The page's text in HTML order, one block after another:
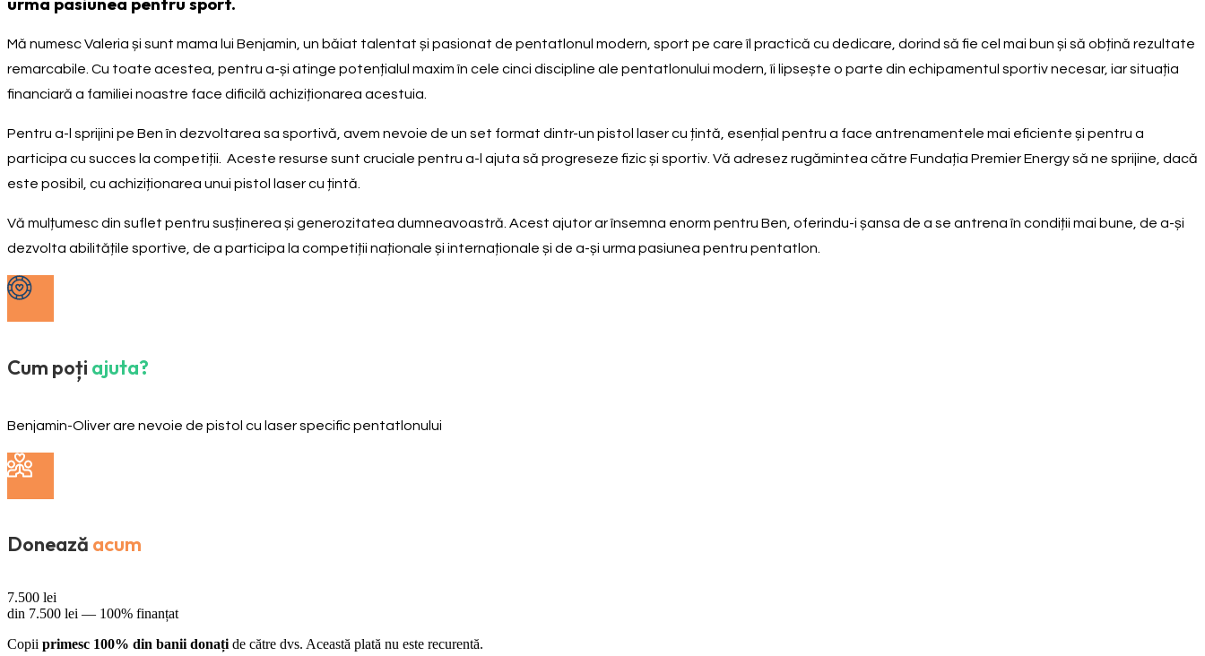
Mă numesc Valeria și sunt mama lui Benjamin, un băiat talentat și pasionat de pentatlonul modern, sport pe care îl practică cu dedicare, dorind să fie cel mai bun și să obțină rezultate
remarcabile. Cu toate acestea, pentru a-și atinge potențialul maxim în cele cinci discipline ale pentatlonului modern, îi lipsește o parte din echipamentul sportiv necesar, iar situația
financiară a familiei noastre face dificilă achiziționarea acestuia.
Pentru a-l sprijini pe Ben în dezvoltarea sa sportivă, avem nevoie de un set format dintr-un pistol laser cu țintă, esențial pentru a face antrenamentele mai eficiente și pentru a
participa cu succes la competiții. Aceste resurse sunt cruciale pentru a-l ajuta să progreseze fizic și sportiv. Vă adresez rugămintea către Fundația Premier Energy să ne sprijine, dacă
este posibil, cu achiziționarea unui pistol laser cu țintă.
Vă mulțumesc din suflet pentru susținerea și generozitatea dumneavoastră. Acest ajutor ar însemna enorm pentru Ben, oferindu-i șansa de a se antrena în condiții mai bune, de a-și
dezvolta abilitățile sportive, de a participa la competiții naționale și internaționale și de a-și urma pasiunea pentru pentatlon.
Cum poți ajuta?
Benjamin-Oliver are nevoie de pistol cu laser specific pentatlonului
Donează acum
7.500 lei
din 7.500 lei — 100% finanțat
Copii primesc 100% din banii donați de către dvs. Această plată nu este recurentă.